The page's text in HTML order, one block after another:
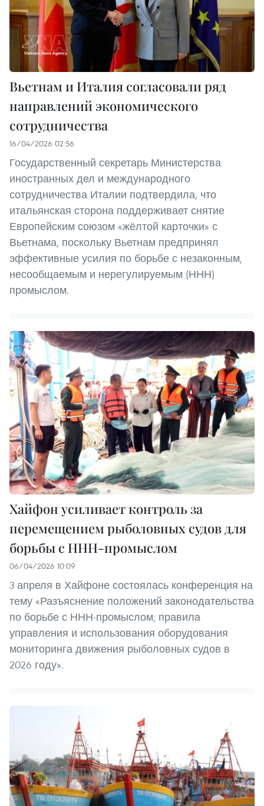
Вьетнам и Италия согласовали ряд
направлений экономического
сотрудничества
16/04/2026 02:56
Государственный секретарь Министерства
иностранных дел и международного
сотрудничества Италии подтвердила, что
итальянская сторона поддерживает снятие
Европейским союзом «жёлтой карточки» с
Вьетнама, поскольку Вьетнам предпринял
эффективные усилия по борьбе с незаконным,
несообщаемым и нерегулируемым (ННН)
промыслом.
Хайфон усиливает контроль за
перемещением рыболовных судов для
борьбы с ННН-промыслом
06/04/2026 10:09
3 апреля в Хайфоне состоялась конференция на
тему «Разъяснение положений законодательства
по борьбе с ННН-промыслом; правила
управления и использования оборудования
мониторинга движения рыболовных судов в
2026 году».